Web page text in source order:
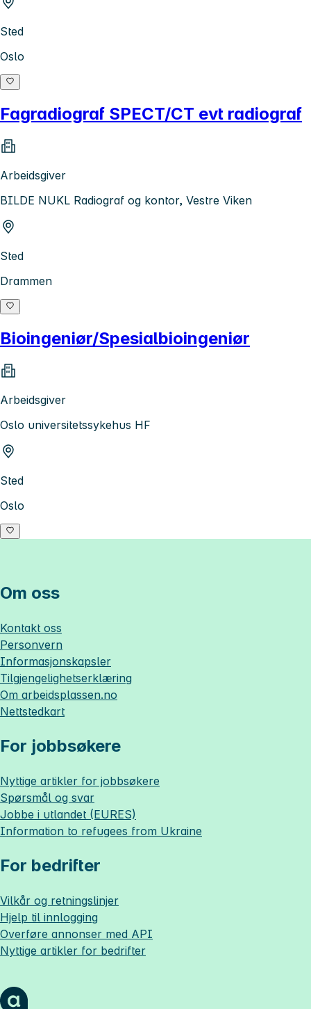
Sted
Oslo
Fagradiograf SPECT/CT evt radiograf
Arbeidsgiver
BILDE NUKL Radiograf og kontor, Vestre Viken
Sted
Drammen
Bioingeniør/Spesialbioingeniør
Arbeidsgiver
Oslo universitetssykehus HF
Sted
Oslo
Om oss
Kontakt oss
Personvern
Informasjonskapsler
Tilgjengelighetserklæring
Om arbeidsplassen.no
Nettstedkart
For jobbsøkere
Nyttige artikler for jobbsøkere
Spørsmål og svar
Jobbe i utlandet (EURES)
Information to refugees from Ukraine
For bedrifter
Vilkår og retningslinjer
Hjelp til innlogging
Overføre annonser med API
Nyttige artikler for bedrifter